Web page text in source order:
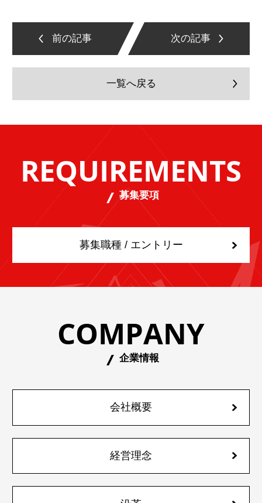
前の記事 次の記事
一覧へ戻る
REQUIREMENTS
募集要項
募集職種 / エントリー
COMPANY
企業情報
会社概要
経営理念